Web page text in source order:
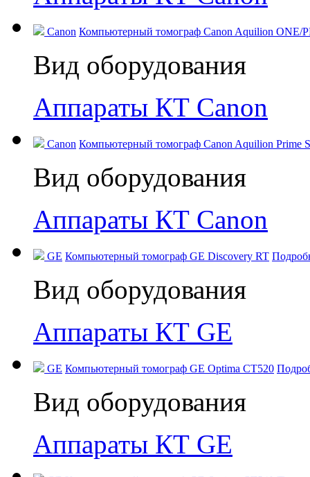
Canon Компьютерный томограф Canon Aquilion ONE/
Вид оборудования
Аппараты КТ Canon
Canon Компьютерный томограф Canon Aquilion Prime
Вид оборудования
Аппараты КТ Canon
GE Компьютерный томограф GE Discovery RT
Вид оборудования
Аппараты КТ GE
GE Компьютерный томограф GE Optima CT520
Вид оборудования
Аппараты КТ GE